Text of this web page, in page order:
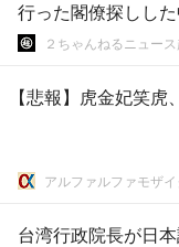
行った閣僚探しし
２ちゃんねるニュー
【悲報】虎金妃笑
アルファルファモザイ
台湾行政院長が日